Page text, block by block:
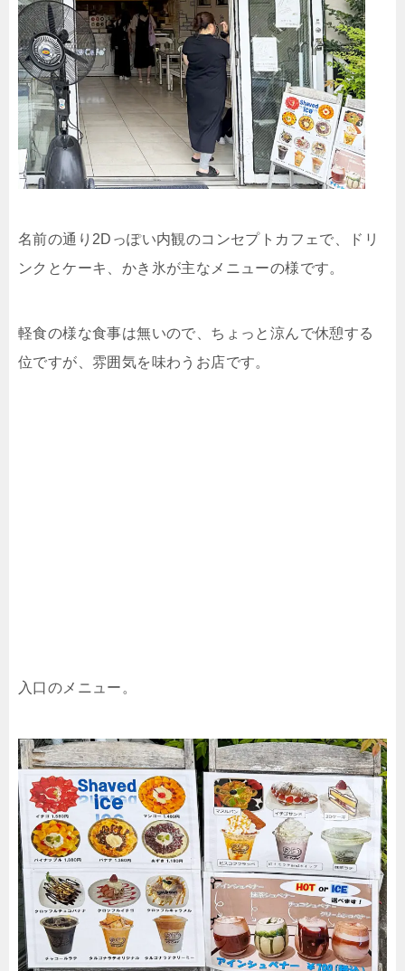
名前の通り2Dっぽい内観のコンセプトカフェで、ドリ
ンクとケーキ、かき氷が主なメニューの様です。
軽食の様な食事は無いので、ちょっと涼んで休憩する
位ですが、雰囲気を味わうお店です。
入口のメニュー。